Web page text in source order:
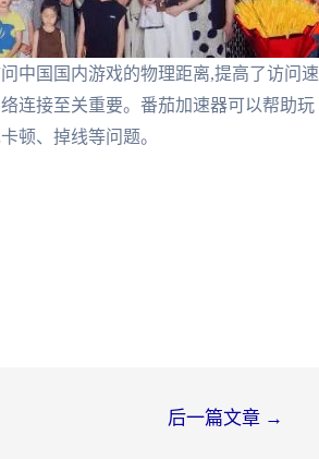
中国国内游戏的物理距离,提高了访问速
连接至关重要。番茄加速器可以帮助玩
顿、掉线等问题。
后一篇文章 →